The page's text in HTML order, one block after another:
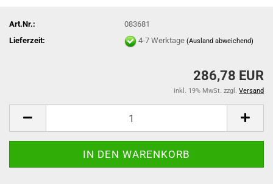
Art.Nr.:
083681
Lieferzeit:
4-7 Werktage(Ausland abweichend)
286,78 EUR
inkl. 19% MwSt. zzgl. Versand